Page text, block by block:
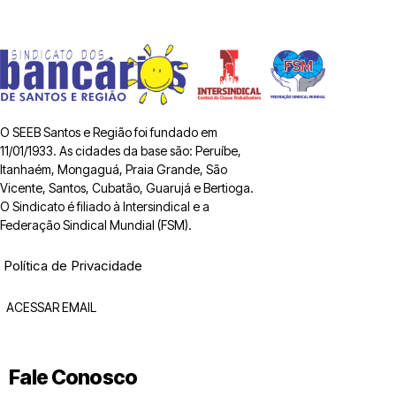
O SEEB Santos e Região foi fundado em
11/01/1933. As cidades da base são: Peruíbe,
Itanhaém, Mongaguá, Praia Grande, São
Vicente, Santos, Cubatão, Guarujá e Bertioga.
O Sindicato é filiado à Intersindical e a
Federação Sindical Mundial (FSM).
Política de Privacidade
ACESSAR EMAIL
Fale Conosco